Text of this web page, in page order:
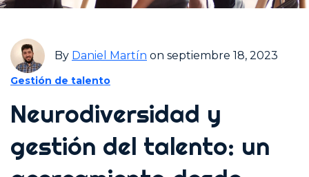
By Daniel Martín on septiembre 18, 2023
Gestión de talento
Neurodiversidad y
gestión del talento: un